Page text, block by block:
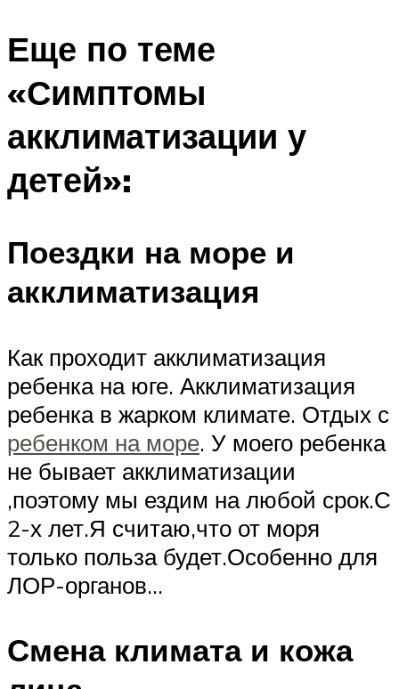
Еще по теме
«Симптомы
акклиматизации у
детей»:
Поездки на море и
акклиматизация
Как проходит акклиматизация
ребенка на юге. Акклиматизация
ребенка в жарком климате. Отдых с
ребенком на море. У моего ребенка
не бывает акклиматизации
,поэтому мы ездим на любой срок.С
2-х лет.Я считаю,что от моря
только польза будет.Особенно для
ЛОР-органов…
Смена климата и кожа